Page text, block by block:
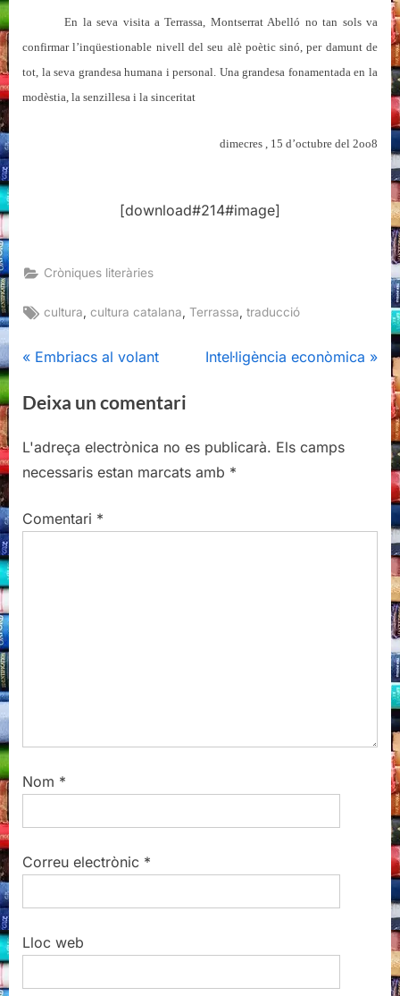
En la seva visita a Terrassa, Montserrat Abelló no tan sols va
confirmar l’inqüestionable nivell del seu alè poètic sinó, per damunt de
tot, la seva grandesa humana i personal. Una grandesa fonamentada en la
modèstia, la senzillesa i la sinceritat
dimecres , 15 d’octubre del 2oo8
[download#214#image]
Cròniques literàries
Tags:
cultura ,cultura catalana ,Terrassa ,traducció
Navegació
d'entrades
P
e
i
o
s
Embriacs al volant
N
P
o
t
Intel·ligència econòmica
Deixa un comentari
L'adreça electrònica no es publicarà. Els camps
necessaris estan marcats amb *
Comentari *
Nom *
Correu electrònic *
Lloc web